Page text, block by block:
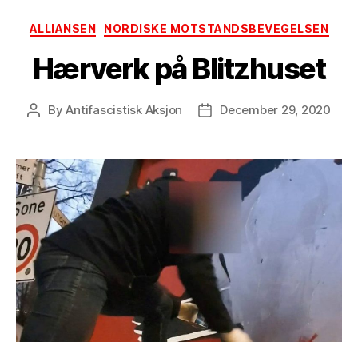
Categories
ALLIANSEN NORDISKE MOTSTANDSBEVEGELSEN
Hærverk på Blitzhuset
PostByAntifascistisk Aksjon
PostDecember 29, 2020